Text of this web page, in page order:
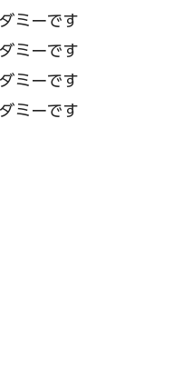
ミーです
ミーです
ミーです
ミーです